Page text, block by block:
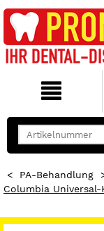
< PA-Behandlung
Columbia